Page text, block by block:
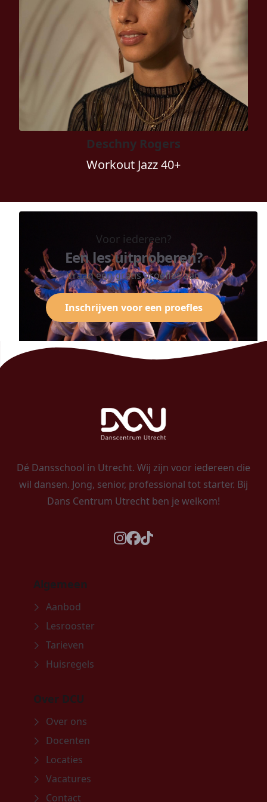
Deschny Rogers
Workout Jazz 40+
Voor iedereen?
Een les uitproberen?
Vraag een gratis proefles aan
Inschrijven voor een proefles
Dé Dansschool in Utrecht. Wij zijn voor iedereen die
wil dansen. Jong, senior, professional tot starter. Bij
Dans Centrum Utrecht ben je welkom!
instagram
facebook
tiktok
Algemeen
Aanbod
Lesrooster
Tarieven
Huisregels
Over DCU
Over ons
Docenten
Locaties
Vacatures
Contact